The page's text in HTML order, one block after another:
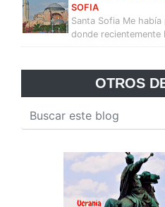
SOFIA
Santa Sofia Me
donde
OTROS